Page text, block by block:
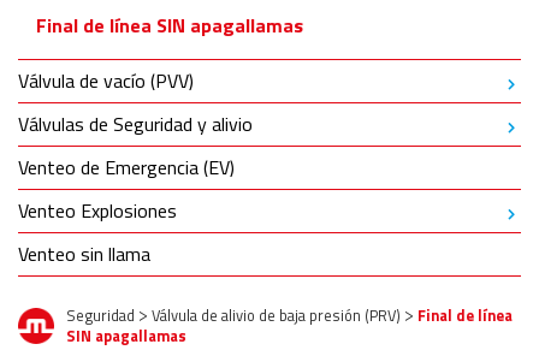
Final de línea SIN apagallamas
Válvula de vacío (PVV)
Válvulas de Seguridad y alivio
Venteo de Emergencia (EV)
Venteo Explosiones
Venteo sin llama
Seguridad > Válvula de alivio de baja presión (PRV) > Final de línea
SIN apagallamas